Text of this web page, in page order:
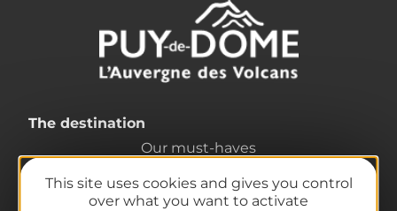
This site uses cookies and gives you control
over what you want to activate
The destination
Our must-haves
Hiking